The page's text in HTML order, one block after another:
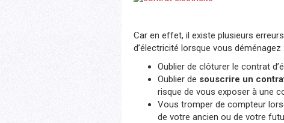
Car en effet, il existe plusieurs
d’électricité lorsque vous déménagez :
Oublier de clôturer le contrat
Oublier de souscrire un
risque de vous exposer à une
Vous tromper de compteur
de votre ancien ou de votre